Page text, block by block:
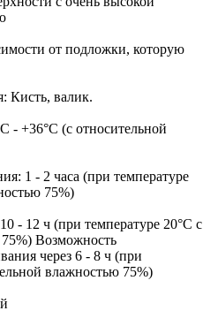
от подложки, которую
Кисть, валик.
- +36°C (с относительной
1 - 2 часа (при температуре
75%)
- 12 ч (при температуре 20°C с
Возможность
через 6 - 8 ч (при
влажностью 75%)